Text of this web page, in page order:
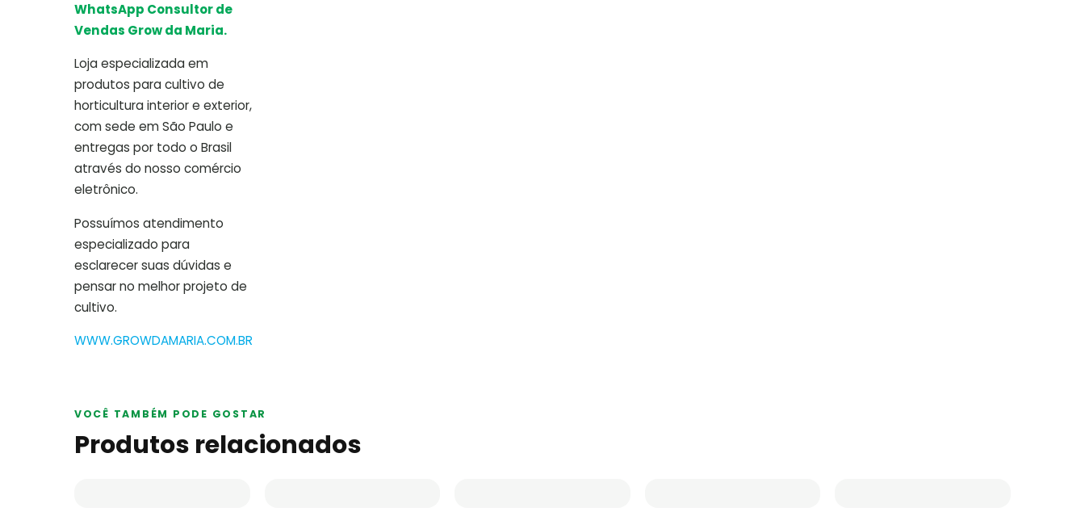
WhatsApp Consultor de
Vendas Grow da Maria.
Loja especializada em
produtos para cultivo de
horticultura interior e exterior,
com sede em São Paulo e
entregas por todo o Brasil
através do nosso comércio
eletrônico.
Possuímos atendimento
especializado para
esclarecer suas dúvidas e
pensar no melhor projeto de
cultivo.
WWW.GROWDAMARIA.COM.BR
VOCÊ TAMBÉM PODE GOSTAR
Produtos relacionados